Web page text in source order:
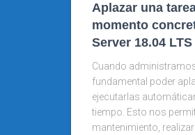
Aplazar una
momento
Server 18.04 LTS
Cuando
fundamental poder
ejecutarlas
tiempo. Esto nos
mantenimiento,